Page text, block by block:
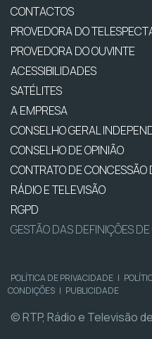
CONTACTOS
PROVEDORA DO
PROVEDORA DO OUVINTE
ACESSIBILIDADES
SATÉLITES
A EMPRESA
CONSELHO GERAL
CONSELHO DE OPINIÃO
CONTRATO DE CONCESSÃO
RÁDIO E TELEVISÃO
RGPD
GESTÃO DAS DEFINIÇÕES DE
POLÍTICA DE PRIVACIDADE |
CONDIÇÕES | PUBLICIDADE
© RTP, Rádio e Televisão